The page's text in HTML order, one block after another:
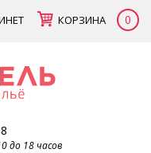
КОРЗИНА 0
до 18 часов